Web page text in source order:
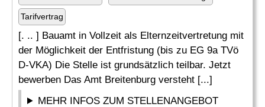
Tarifvertrag
[. .. ] Bauamt in Vollzeit als Elternzeitvertretung mit
der Möglichkeit der Entfristung (bis zu EG 9a TVö
D-VKA) Die Stelle ist grundsätzlich teilbar. Jetzt
bewerben Das Amt Breitenburg versteht [...]
MEHR INFOS ZUM STELLENANGEBOT